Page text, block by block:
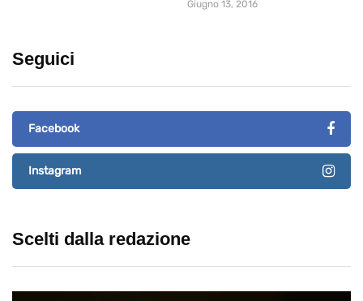
Giugno 13, 2016
Seguici
Facebook
Instagram
Scelti dalla redazione